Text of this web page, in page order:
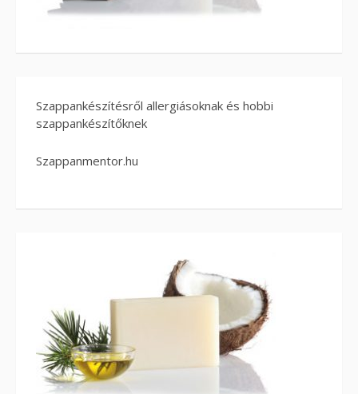
Szappankészítésről allergiásoknak és hobbi
szappankészítőknek
Szappanmentor.hu